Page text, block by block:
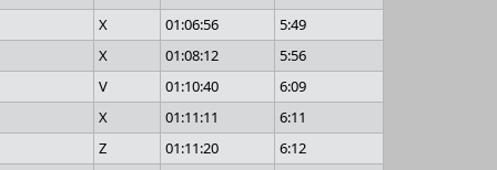
X
01:06:56
5:49
X
01:08:12
5:56
V
01:10:40
6:09
X
01:11:11
6:11
Z
01:11:20
6:12